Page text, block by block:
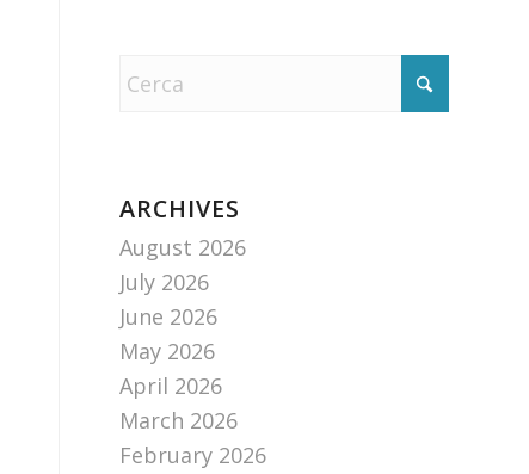
ARCHIVES
August 2026
July 2026
June 2026
May 2026
April 2026
March 2026
February 2026